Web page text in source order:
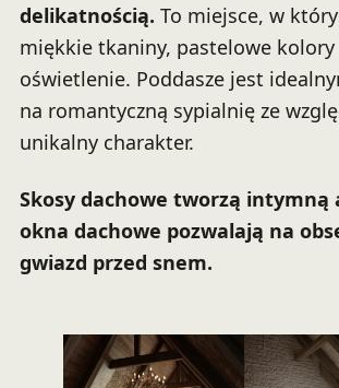
delikatnością. To miejsce, w
miękkie tkaniny, pastelowe
oświetlenie. Poddasze jest
na romantyczną sypialnię ze
unikalny charakter.
Skosy dachowe tworzą intymną
okna dachowe pozwalają na
gwiazd przed snem.